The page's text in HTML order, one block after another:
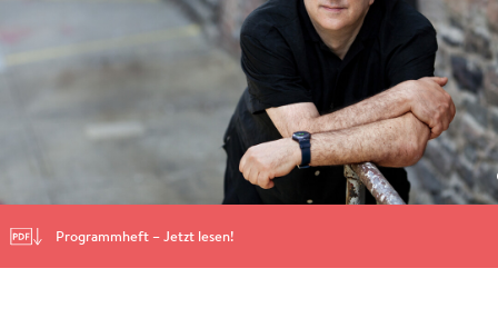
Programmheft – Jetzt lesen!